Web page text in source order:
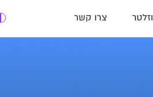
צרו קשר